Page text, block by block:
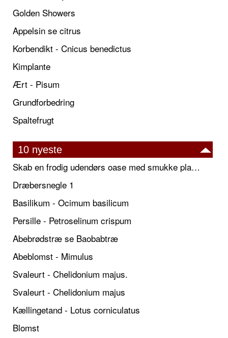
Golden Showers
Appelsin se citrus
Korbendikt - Cnicus benedictus
Kimplante
Ært - Pisum
Grundforbedring
Spaltefrugt
10 nyeste
Skab en frodig udendørs oase med smukke plantekrukker og elegante espalier
Dræbersnegle 1
Basilikum - Ocimum basilicum
Persille - Petroselinum crispum
Abebrødstræ se Baobabtræ
Abeblomst - Mimulus
Svaleurt - Chelidonium majus.
Svaleurt - Chelidonium majus
Kællingetand - Lotus corniculatus
Blomst